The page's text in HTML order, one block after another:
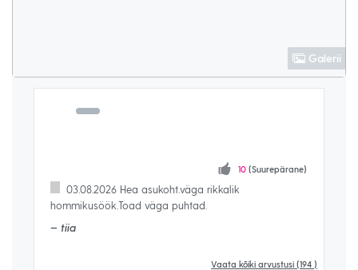
Galerii
10 (Suurepärane)
03.08.2026 Hea asukoht.väga rikkalik
hommikusöök.Toad väga puhtad.
– tiia
Vaata kõiki arvustusi (194 )